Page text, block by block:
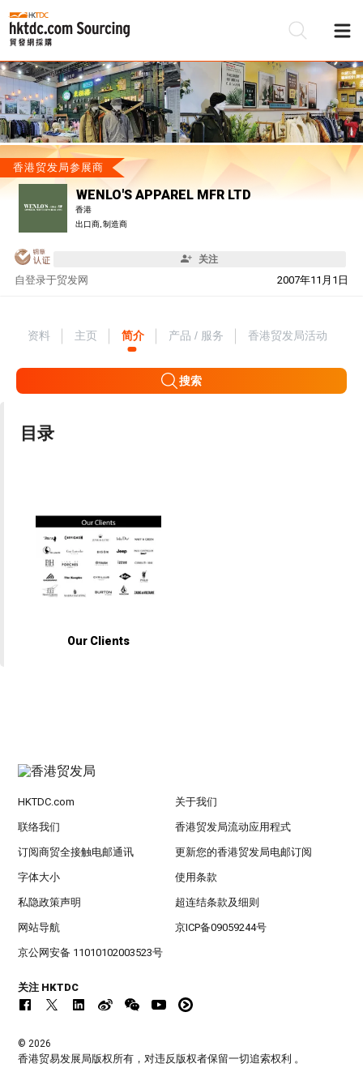
香港贸发局参展商
WENLO'S APPAREL MFR LTD
香港
出口商, 制造商
关注
自 2007年11月1日
登录于贸发网
资料 主页 简介 产品 / 服务 香港贸发局活动
搜索
目录
Our Clients
HKTDC.com 关于我们
联络我们 香港贸发局流动应用程式
订阅商贸全接触电邮通讯 更新您的香港贸发局电邮订阅
字体大小 使用条款
私隐政策声明 超连结条款及细则
网站导航 京ICP备09059244号
京公网安备 11010102003523号
关注 HKTDC
© 2026
香港贸易发展局版权所有，对违反版权者保留一切追索权利 。